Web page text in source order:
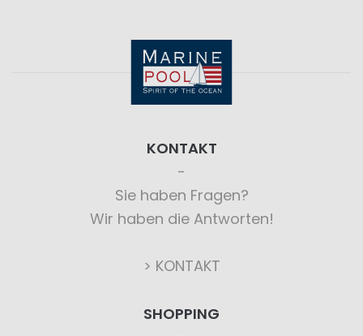
KONTAKT
Sie haben Fragen?
Wir haben die Antworten!
> KONTAKT
SHOPPING